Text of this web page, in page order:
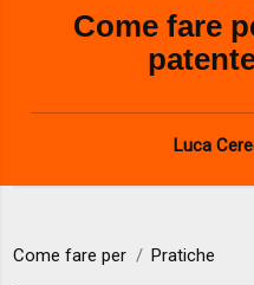
Come fare
Luca
Come fare per Pratiche